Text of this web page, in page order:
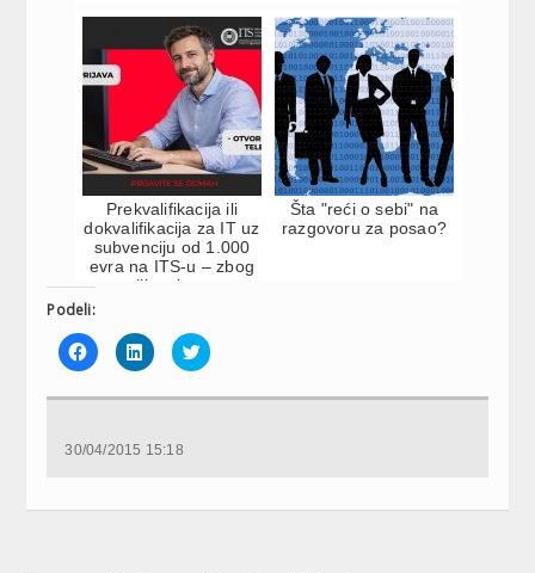
Prekvalifikacija ili
dokvalifikacija za IT uz
subvenciju od 1.000
evra na ITS-u – zbog
velikog inter...
Šta "reći o sebi" na
razgovoru za posao?
Podeli:
Click
to
share
Facebook
new
Click
to
share
LinkedIn
new
Click
to
Twitter
30/04/2015 15:18